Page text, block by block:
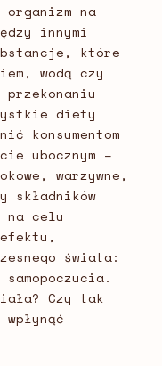
organizm na
innymi
które
wodą czy
diety
konsumentom
ubocznym –
warzywne,
składników
na celu
świata:
Czy tak